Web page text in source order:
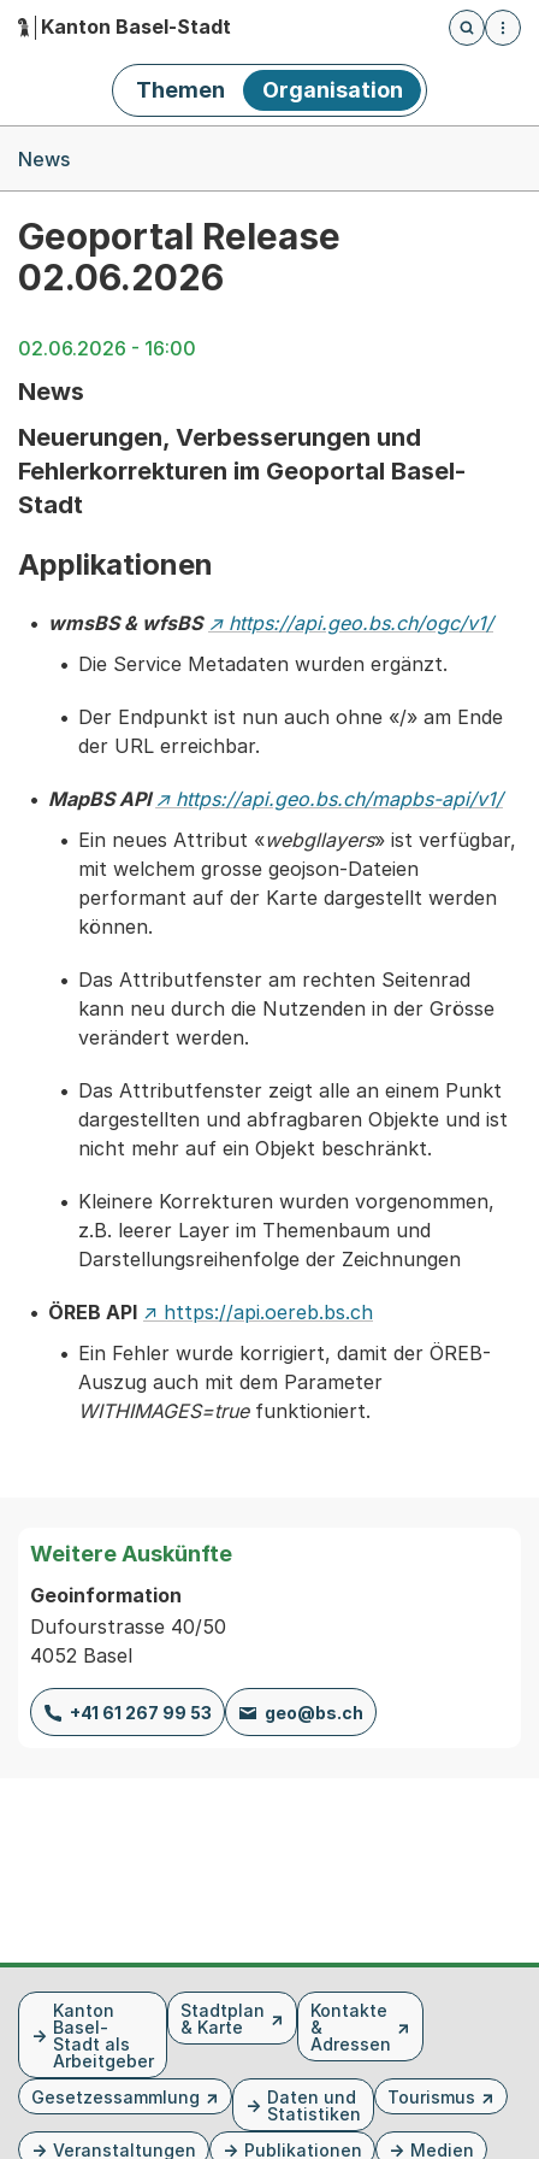
Hauptnavigation
Kanton Basel-Stadt
Öffnet
Themen Organisation
News
Geoportal Release
02.06.2026
02.06.2026 - 16:00
News
Neuerungen, Verbesserungen und
Fehlerkorrekturen im Geoportal Basel-
Stadt
Applikationen
wmsBS & wfsBS ↗ https://api.geo.bs.ch/ogc/v1/
Die Service Metadaten wurden ergänzt.
Der Endpunkt ist nun auch ohne «/» am Ende
der URL erreichbar.
MapBS API↗ https://api.geo.bs.ch/mapbs-api/v1/
Ein neues Attribut «webgllayers» ist verfügbar,
mit welchem grosse geojson-Dateien
performant auf der Karte dargestellt werden
können.
Das Attributfenster am rechten Seitenrad
kann neu durch die Nutzenden in der Grösse
verändert werden.
Das Attributfenster zeigt alle an einem Punkt
dargestellten und abfragbaren Objekte und ist
nicht mehr auf ein Objekt beschränkt.
Kleinere Korrekturen wurden vorgenommen,
z.B. leerer Layer im Themenbaum und
Darstellungsreihenfolge der Zeichnungen
ÖREB API ↗ https://api.oereb.bs.ch
Ein Fehler wurde korrigiert, damit der ÖREB-
Auszug auch mit dem Parameter
WITHIMAGES=truefunktioniert.
Weitere Auskünfte
Geoinformation
Dufourstrasse 40/50
4052 Basel
+41 61 267 99 53 geo@bs.ch
FusszeileKanton
Basel-
Stadt als
Arbeitgeber
Stadtplan
& Karte
Kontakte
&
Adressen
Gesetzessammlung
Daten und
Statistiken
Tourismus
Veranstaltungen Publikationen Medien